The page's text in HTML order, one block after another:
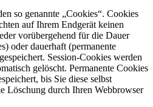
so genannte „Cookies“. Cookies
auf Ihrem Endgerät keinen
vorübergehend für die Dauer
oder dauerhaft (permanente
Session-Cookies werden
gelöscht. Permanente Cookies
bis Sie diese selbst
Löschung durch Ihren Webbrowser